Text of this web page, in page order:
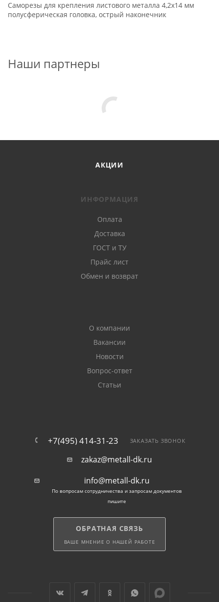
Саморезы для крепления листового металла 4,2x14 мм
полусферическая головка, острый наконечник
Наши партнеры
АКЦИИ
ИНФОРМАЦИЯ
Оплата
Доставка
ГОСТ и ТУ
Прайс лист
Обмен и возврат
О компании
Вакансии
Новости
Вопрос-ответ
Статьи
+7(495) 414-31-23 ЗАКАЗАТЬ ЗВОНОК
zakaz@metall-dk.ru
info@metall-dk.ru
По вопросам сотрудничества и запросам документов
пишите
ОБРАТНАЯ СВЯЗЬ
ВАШЕ МНЕНИЕ О НАШЕЙ РАБОТЕ